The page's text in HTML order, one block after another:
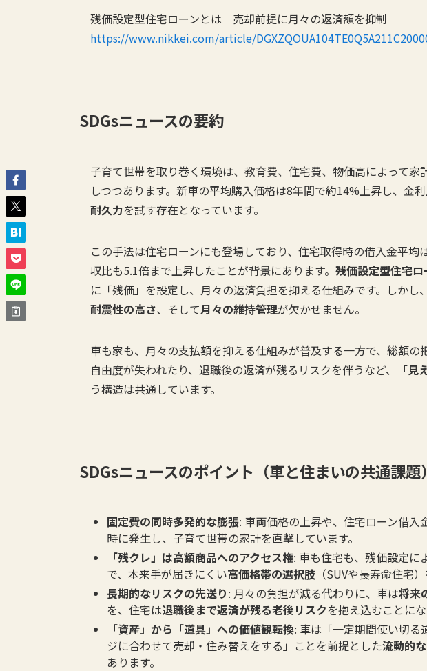
残価設定型住宅ローンとは 売却前提に月々の返済額を抑制
https://www.nikkei.com/article/
SDGsニュースの要約
子育て世帯を取り巻く環境は、教育費、住宅費、物価高によって家
しつつあります。新車の平均購入価格は8年間で約14%上昇し、金
耐久力を試す存在となっています。
この手法は住宅ローンにも登場しており、住宅取得時の借入金平均
収比も5.1倍まで上昇したことが背景にあります。残価設定型住宅ロ
に「残価」を設定し、月々の返済負担を抑える仕組みです。しかし
耐震性の高さ、そして月々の維持管理が欠かせません。
車も家も、月々の支払額を抑える仕組みが普及する一方で、総額の
自由度が失われたり、退職後の返済が残るリスクを伴うなど、
「
う構造は共通しています。
SDGsニュースのポイント（車と住まいの共通課題）
固定費の同時多発的な膨張: 車両価格の上昇や、住宅ローン借
時に発生し、子育て世帯の家計を直撃しています。
「残クレ」は高額商品へのアクセス権: 車も住宅も、残価設定に
で、本来手が届きにくい高価格帯の選択肢 （SUVや長寿命住宅
長期的なリスクの先送り: 月々の負担が減る代わりに、車は将来
を、住宅は退職後まで返済が残る老後リスクを抱え込むことにな
「資産」から「道具」への価値観転換: 車は「一定期間使い切る
ジに合わせて売却・住み替えをする」ことを前提とした流動的
あります。